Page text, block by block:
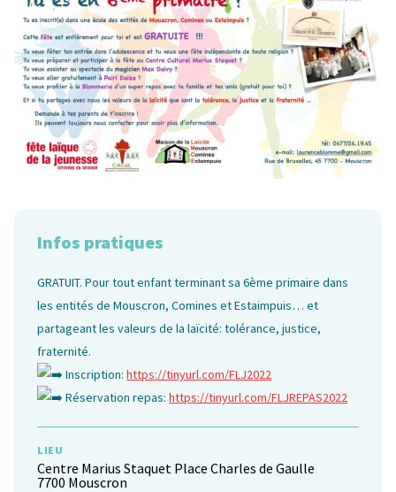
Infos pratiques
GRATUIT. Pour tout enfant terminant sa 6ème primaire dans
les entités de Mouscron, Comines et Estaimpuis… et
partageant les valeurs de la laïcité: tolérance, justice,
fraternité.
Inscription:https://tinyurl.com/FLJ2022
Réservation repas:https://tinyurl.com/FLJREPAS2022
LIEU
Centre Marius Staquet Place Charles de Gaulle
7700 Mouscron